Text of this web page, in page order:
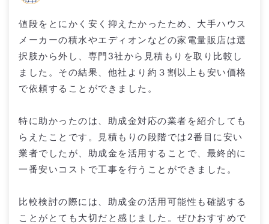
値段をとにかく安く抑えたかったため、大手ハウス
メーカーの積水やエディオンなどの家電量販店は選
択肢から外し、専門3社から見積もりを取り比較し
ました。その結果、他社より約３割以上も安い価格
で依頼することができました。
特に助かったのは、助成金対応の業者を紹介しても
らえたことです。見積もりの段階では2番目に安い
業者でしたが、助成金を活用することで、最終的に
一番安いコストで工事を行うことができました。
比較検討の際には、助成金の活用可能性も確認する
ことがとても大切だと感じました。ぜひおすすめで